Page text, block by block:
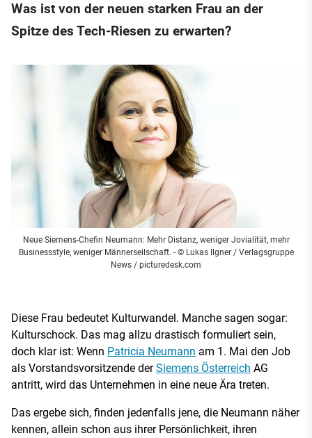
Was ist von der neuen starken Frau an der
Spitze des Tech-Riesen zu erwarten?
Neue Siemens-Chefin Neumann: Mehr Distanz, weniger Jovialität, mehr
Businessstyle, weniger Männerseilschaft. - © Lukas Ilgner / Verlagsgruppe
News / picturedesk.com
Diese Frau bedeutet Kulturwandel. Manche sagen sogar:
Kulturschock. Das mag allzu drastisch formuliert sein,
doch klar ist: Wenn Patricia Neumann am 1. Mai den Job
als Vorstandsvorsitzende derSiemens Österreich AG
antritt, wird das Unternehmen in eine neue Ära treten.
Das ergebe sich, finden jedenfalls jene, die Neumann näher
kennen, allein schon aus ihrer Persönlichkeit, ihren